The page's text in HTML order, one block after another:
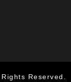
Reserved.